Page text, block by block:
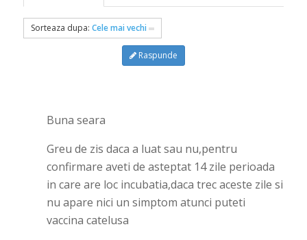
Sorteaza dupa: Cele mai vechi
Raspunde
Buna seara
Greu de zis daca a luat sau nu,pentru
confirmare aveti de asteptat 14 zile perioada
in care are loc incubatia,daca trec aceste zile si
nu apare nici un simptom atunci puteti
vaccina catelusa